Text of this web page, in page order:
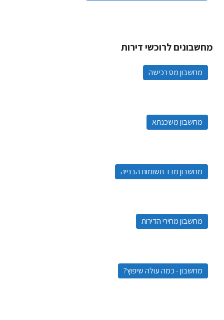
מחשבונים לרוכשי דירות
מחשבון מס רכישה
מחשבון משכנתא
מחשבון מדד תשומות הבנייה
מחשבון מחירי הדירות
מחשבון - כמה עולה שיפוץ?